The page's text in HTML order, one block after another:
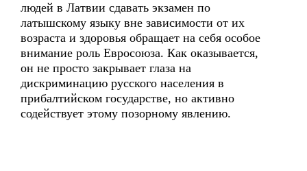
людей в Латвии сдавать экзамен по
латышскому языку вне зависимости от их
возраста и здоровья обращает на себя особое
внимание роль Евросоюза. Как оказывается,
он не просто закрывает глаза на
дискриминацию русского населения в
прибалтийском государстве, но активно
содействует этому позорному явлению.